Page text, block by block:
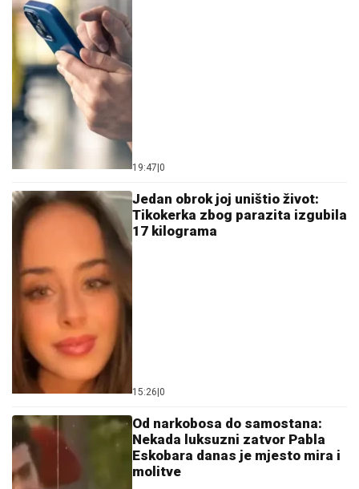
19:47 0
Jedan obrok joj uništio život:
Tikokerka zbog parazita izgubila
17 kilograma
15:26 0
Od narkobosa do samostana:
Nekada luksuzni zatvor Pabla
Eskobara danas je mjesto mira i
molitve